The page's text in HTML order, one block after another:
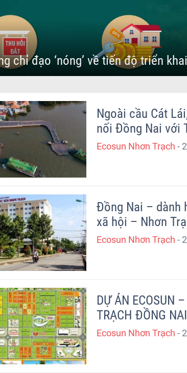
chỉ đạo ‘nóng’ về tiến độ triển
Ngoài cầu Cát
nối Đồng Nai với
Ecosun Nhơn Trạch -
Đồng Nai – dành
xã hội – Nhơn
Ecosun Nhơn Trạch -
DỰ ÁN ECOSUN – SUNLLOWER CITY- NHƠN
TRẠCH ĐỒNG NAI
Ecosun Nhơn Trạch -